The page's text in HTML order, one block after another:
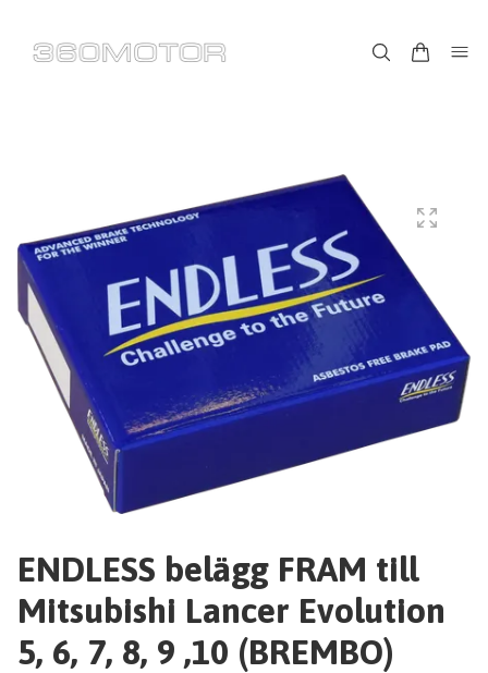
ENDLESS belägg FRAM till
Mitsubishi Lancer Evolution
5, 6, 7, 8, 9 ,10 (BREMBO)